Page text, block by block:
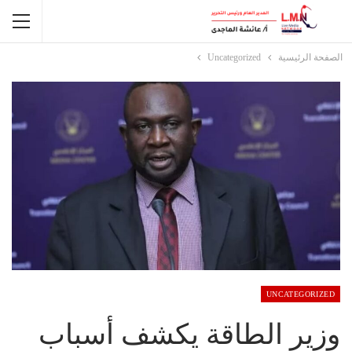
الصفحة الرئيسية Uncategorized
UNCATEGORIZED
وزير الطاقة يكشف أسباب